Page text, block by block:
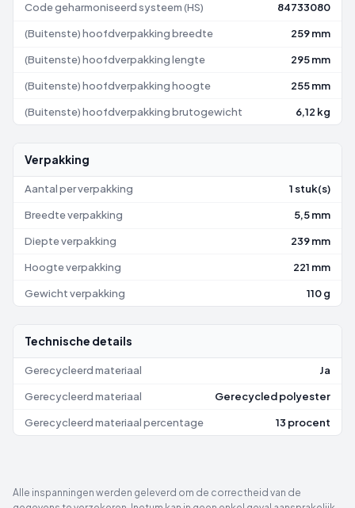
Code geharmoniseerd systeem (HS) 84733080
(Buitenste) hoofdverpakking breedte 259 mm
(Buitenste) hoofdverpakking lengte 295 mm
(Buitenste) hoofdverpakking hoogte 255 mm
(Buitenste) hoofdverpakking brutogewicht 6,12 kg
Verpakking
Aantal per verpakking 1 stuk(s)
Breedte verpakking 5,5 mm
Diepte verpakking 239 mm
Hoogte verpakking 221 mm
Gewicht verpakking 110 g
Technische details
Gerecycleerd materiaal Ja
Gerecycleerd materiaal Gerecycled polyester
Gerecycleerd materiaal percentage 13 procent
Alle inspanningen werden geleverd om de correctheid van de